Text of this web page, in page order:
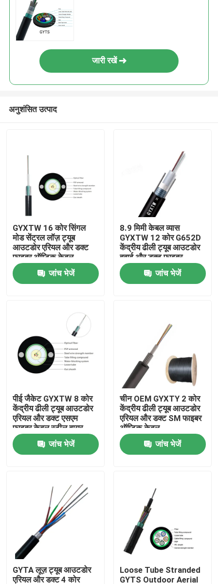
हमारे बारे में
कारखाना भ्रमण
गुणवत्ता नियंत्रण
संपर्क करें
एक उद्धरण की विनती करे
आउटडोर फाइबर ऑप्टिक केबल
इंडोर फाइबर ऑप्टिक केबल
फाइबर ऑप्टिक केबल
जारी रखें
अनुशंसित उत्पाद
GYXTW 16 कोर सिंगल
मोड सेंट्रल लॉज़ ट्यूब
आउटडोर एरियल और डक्ट
फाइबर ऑप्टिक केबल
जांच भेजें
8.9 मिमी केबल व्यास
GYXTW 12 कोर G652D
केंद्रीय ढीली ट्यूब आउटडोर
हवाई और डक्ट फाइबर
ऑप्टिक केबल तार पीई जैकेट
के साथ
जांच भेजें
पीई जैकेट GYXTW 8 कोर
केंद्रीय ढीली ट्यूब आउटडोर
एरियल और डक्ट एसएम
फाइबर केबल स्टील वायर
ताकत सदस्य की विशेषता
जांच भेजें
चीन OEM GYXTY 2 कोर
केंद्रीय ढीली ट्यूब आउटडोर
एरियल और डक्ट SM फाइबर
ऑप्टिक केबल
जांच भेजें
GYTA लूज़ ट्यूब आउटडोर
एरियल और डक्ट 4 कोर
Loose Tube Stranded
GYTS Outdoor Aerial